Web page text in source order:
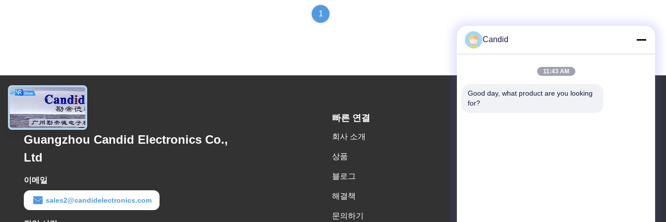
1
문의하기
Guangzhou Candid Electronics Co.,
Ltd
이메일
sales2@candidelectronics.com
빠른 연결
회사 소개
상품
블로그
해결책
문의하기
Candid
11:43 AM
Good day, what product are you looking
for?